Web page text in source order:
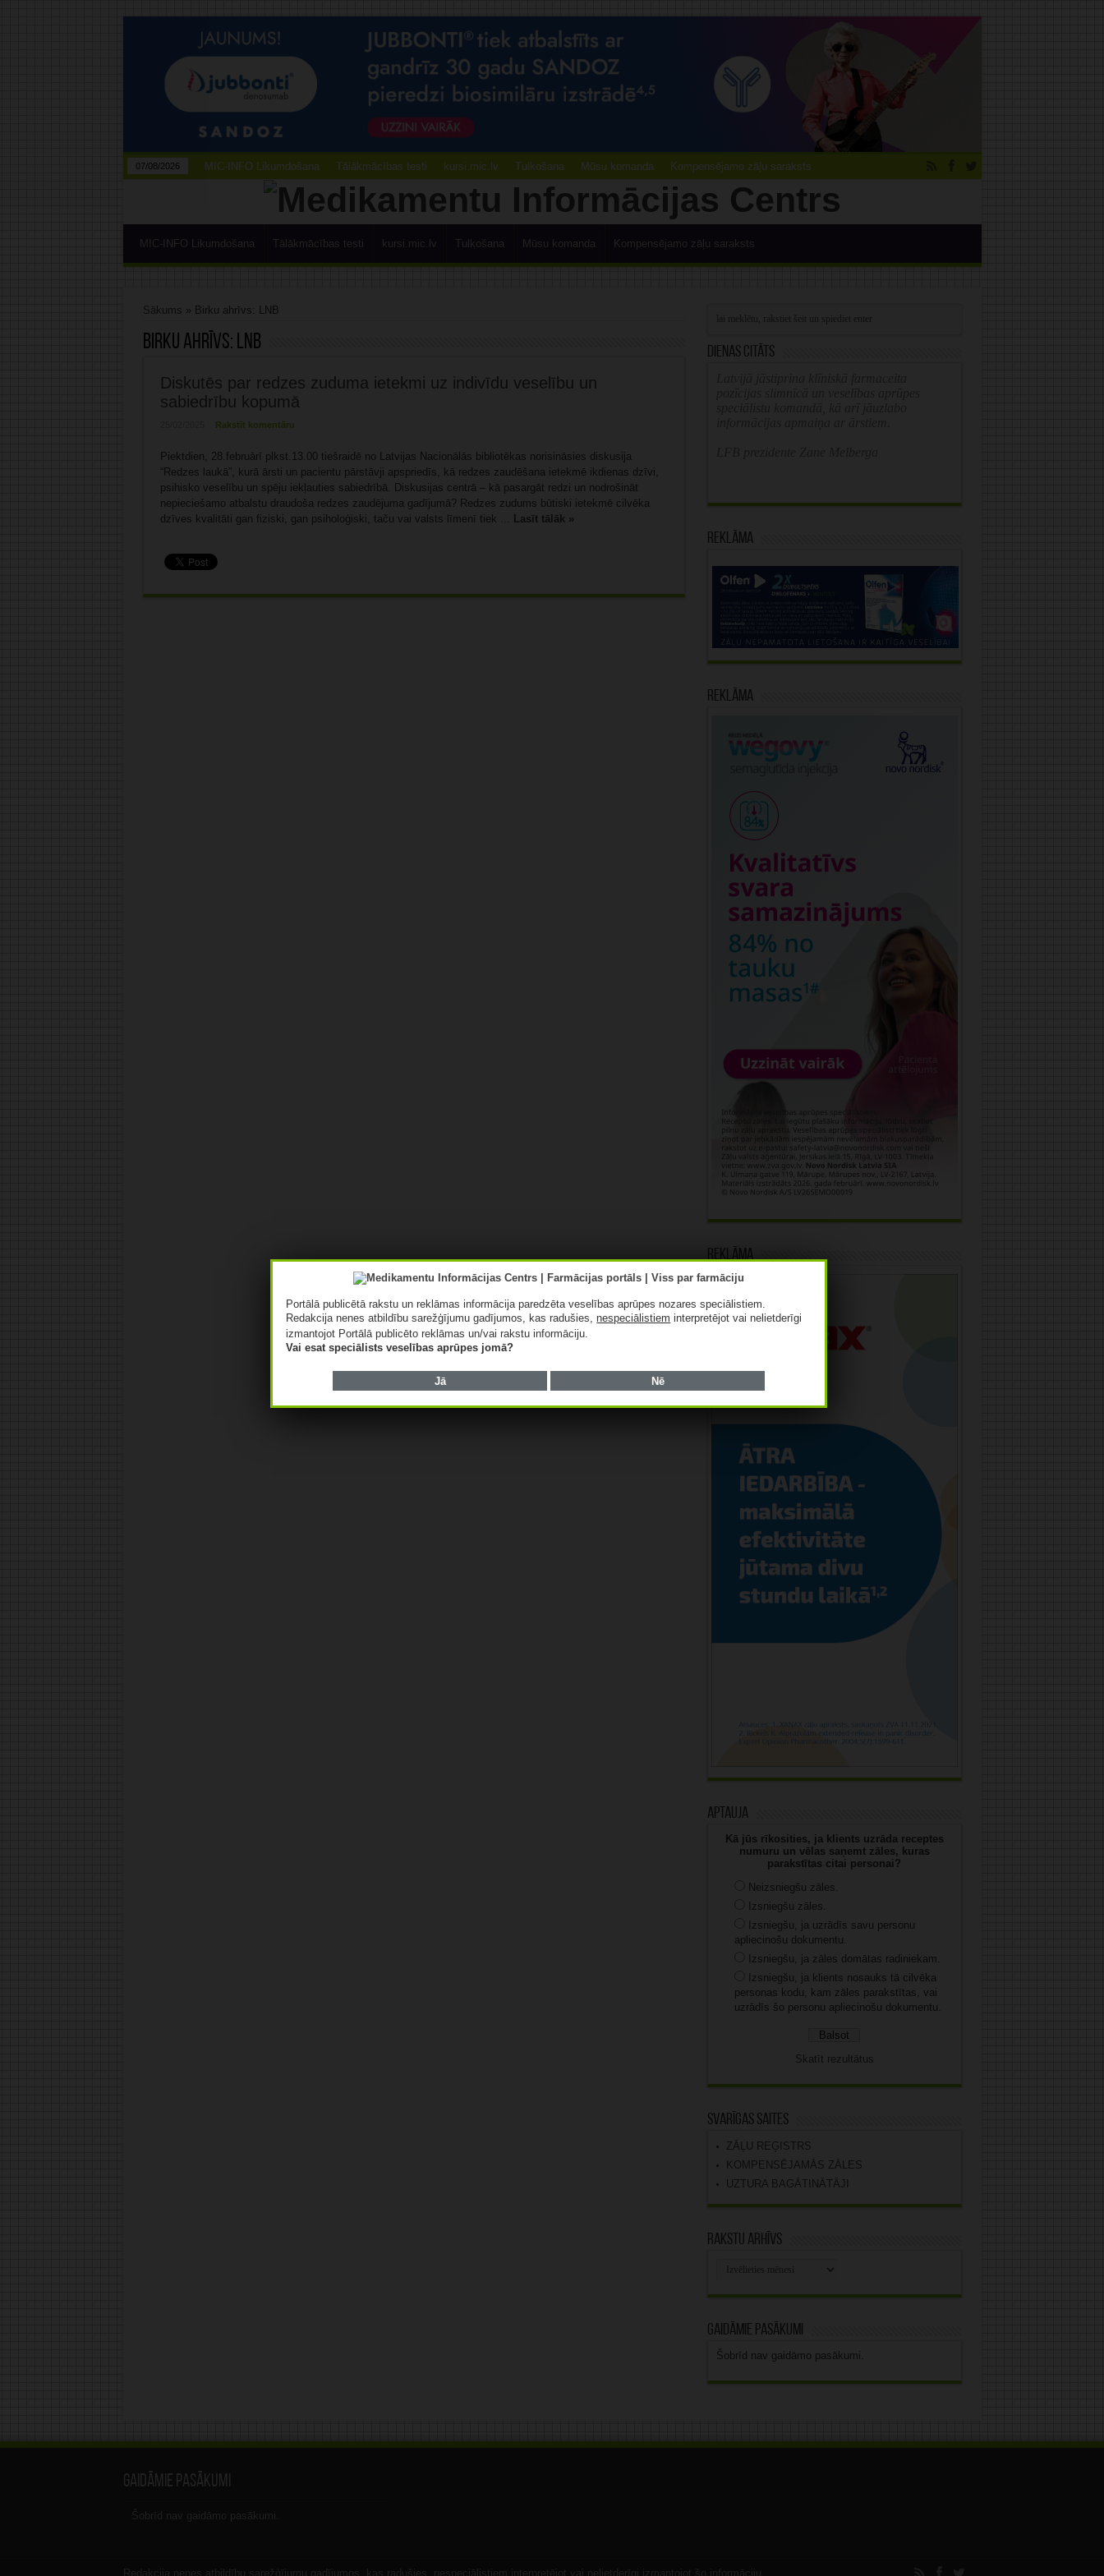
07/08/2026 MIC-INFO Likumdošana Tālākmācības testi kursi.mic.lv Tulkošana Mūsu komanda Kompensējamo zāļu saraksts
MIC-INFO Likumdošana Tālākmācības testi kursi.mic.lv Tulkošana Mūsu komanda Kompensējamo zāļu saraksts
Sākums » Birku ahrīvs: LNB
Birku ahrīvs: LNB
Diskutēs par redzes zuduma ietekmi uz indivīdu veselību un
sabiedrību kopumā
Rakstīt komentāru
Piektdien, 28.februārī plkst.13.00 tiešraidē no Latvijas Nacionālās bibliotēkas norisināsies diskusija
“Redzes laukā”, kurā ārsti un pacientu pārstāvji apspriedīs, kā redzes zaudēšana ietekmē ikdienas dzīvi,
psihisko veselību un spēju iekļauties sabiedrībā. Diskusijas centrā – kā pasargāt redzi un nodrošināt
nepieciešamo atbalstu draudoša redzes zaudējuma gadījumā? Redzes zudums būtiski ietekmē cilvēka
dzīves kvalitāti gan fiziski, gan psiholoģiski, taču vai valsts līmenī tiek ... Lasīt tālāk »
Dienas citāts
Reklāma
Reklāma
Reklāma
Aptauja
Kā jūs rīkosities, ja klients uzrāda receptes
numuru un vēlas saņemt zāles, kuras
parakstītas citai personai?
Neizsniegšu zāles.
Izsniegšu zāles.
Izsniegšu, ja uzrādīs savu personu
apliecinošu dokumentu.
Izsniegšu, ja zāles domātas radiniekam.
Izsniegšu, ja klients nosauks tā cilvēka
personas kodu, kam zāles parakstītas, vai
uzrādīs šo personu apliecinošu dokumentu.
Skatīt rezultātus
Svarīgas saites
ZĀĻU REĢISTRS
KOMPENSĒJAMĀS ZĀLES
UZTURA BAGĀTINĀTĀJI
Rakstu arhīvs
Gaidāmie pasākumi
Šobrīd nav gaidāmo pasākumi.
Gaidāmie pasākumi
Šobrīd nav gaidāmo pasākumi.
Redakcija nenes atbildību sarežģījumu gadījumos, kas radušies, nespeciālistiem interpretējot vai nelietderīgi izmantojot šo informāciju.
Portālā publicētā rakstu un reklāmas informācija paredzēta veselības aprūpes nozares speciālistiem.
Redakcija nenes atbildību sarežģījumu gadījumos, kas radušies,nespeciālistiem interpretējot vai nelietderīgi
izmantojot Portālā publicēto reklāmas un/vai rakstu informāciju.
Vai esat speciālists veselības aprūpes jomā?
Jā Nē